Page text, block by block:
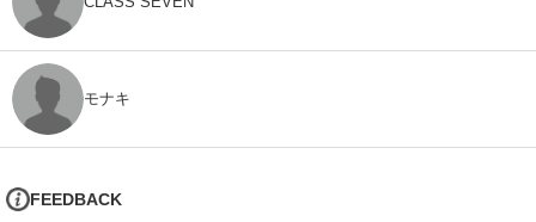
モナキ
FEEDBACK